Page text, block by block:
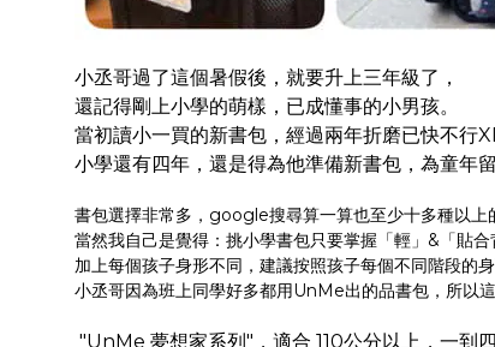
小丞哥過了這個暑假後，就要升上三年級了，
還記得剛上小學的萌樣，已成懂事的小男孩。
當初讀小一買的新書包，經過兩年折磨已快不行
小學還有四年，還是得為他準備新書包，為童年
書包選擇非常多，google搜尋算一算也至少十多種以上
當然我自己是覺得：挑小學書包只要掌握「輕」&「貼合
加上每個孩子身形不同，建議按照孩子每個不同階段的身
小丞哥因為班上同學好多都用UnMe出的品書包，所以
"UnMe 夢想家系列"，適合 110公分以上，一到四